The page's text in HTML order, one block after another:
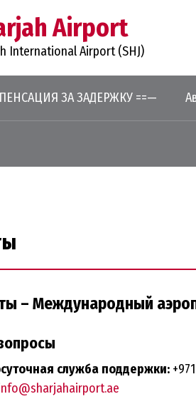
Airport
International Airport (SHJ)
ЗА ЗАДЕРЖКУ ==—
– Международный
служба поддержки: